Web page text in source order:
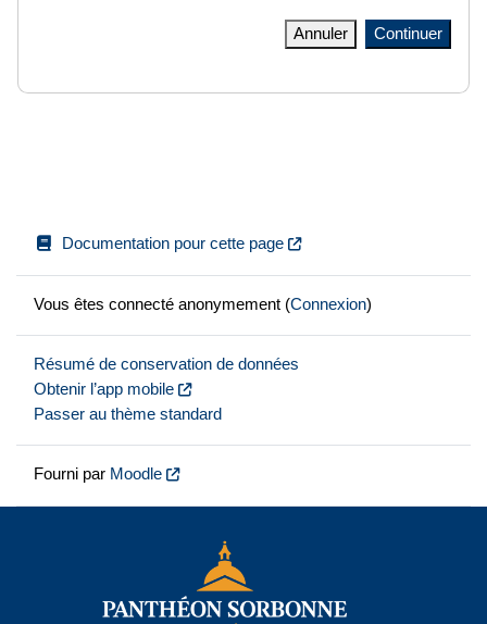
Annuler Continuer
Documentation pour cette page
Vous êtes connecté anonymement (Connexion)
Résumé de conservation de données
Obtenir l’app mobile
Passer au thème standard
Fourni par Moodle